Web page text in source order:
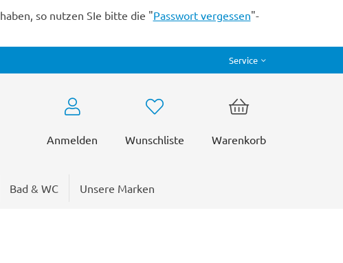
so nutzen SIe bitte die "Passwort vergessen"-
Service
Anmelden Wunschliste Warenkorb
Bad & WC Unsere Marken